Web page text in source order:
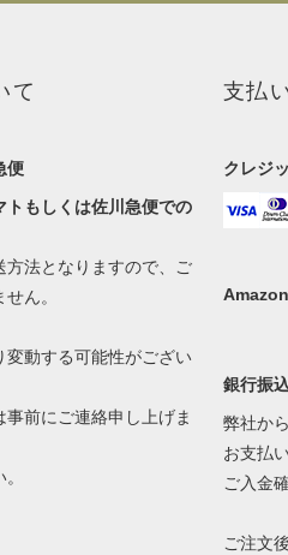
て
便
トもしくは佐川急便での
方法となりますので、ご
ん。
変動する可能性がござい
前にご連絡申し上げま
支払
クレジ
銀行振
弊社か
お支払
ご入金
ご注文